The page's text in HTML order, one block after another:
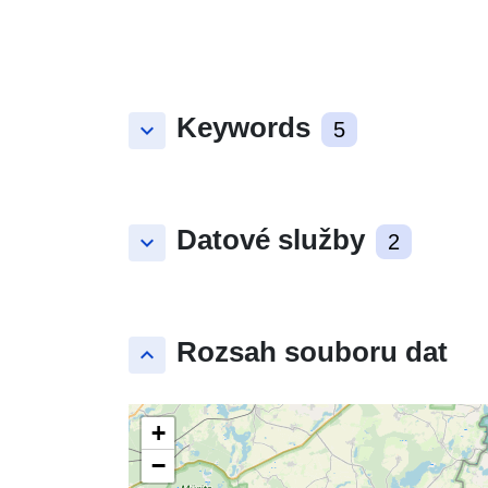
keyboard_arrow_down Keywords 5
keyboard_arrow_down Datové služby 2
keyboard_arrow_up Rozsah souboru dat
+
−